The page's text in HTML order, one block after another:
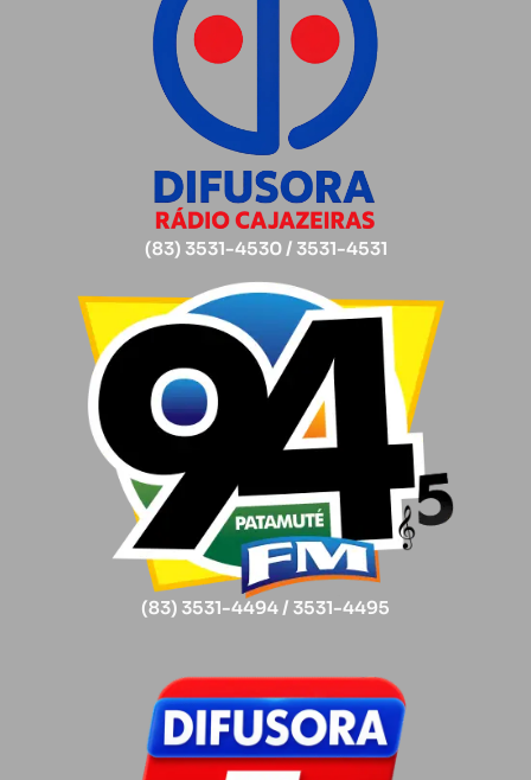
(83) 3531-4530 / 3531-4531
(83) 3531-4494 / 3531-4495